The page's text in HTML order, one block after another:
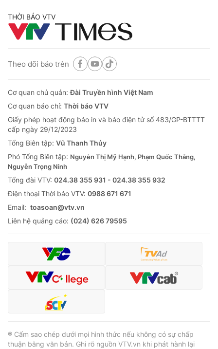
THỜI BÁO VTV
Theo dõi báo trên
Cơ quan chủ quản:Đài Truyền hình Việt Nam
Cơ quan báo chí: Thời báo VTV
Giấy phép hoạt động báo in và báo điện tử số 483/GP-BTTTT
cấp ngày 29/12/2023
Tổng Biên tập: Vũ Thanh Thủy
Phó Tổng Biên tập: Nguyễn Thị Mỹ Hạnh, Phạm Quốc Thắng,
Nguyễn Trọng Ninh
Tổng đài VTV: 024.38 355 931 - 024.38 355 932
Ðiện thoại Thời báo VTV: 0988 671 671
Email: toasoan@vtv.vn
Liên hệ quảng cáo: (024) 626 79595
® Cấm sao chép dưới mọi hình thức nếu không có sự chấp
thuận bằng văn bản. Ghi rõ nguồn VTV.vn khi phát hành lại